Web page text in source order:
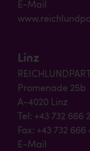
E-Mail
Linz
Promenade 25b
A-4020 Linz
Tel: +43 732 666
Fax: +43 732 666
E-Mail